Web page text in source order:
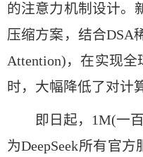
的注意力机制设计。
压缩方案，结合DSA
Attention)，在实现
时，大幅降低了对计
即日起，1M(一百
为DeepSeek所有官